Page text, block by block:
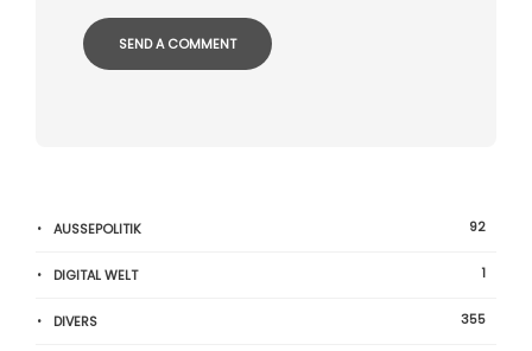
AUSSEPOLITIK 92
DIGITAL WELT 1
DIVERS 355